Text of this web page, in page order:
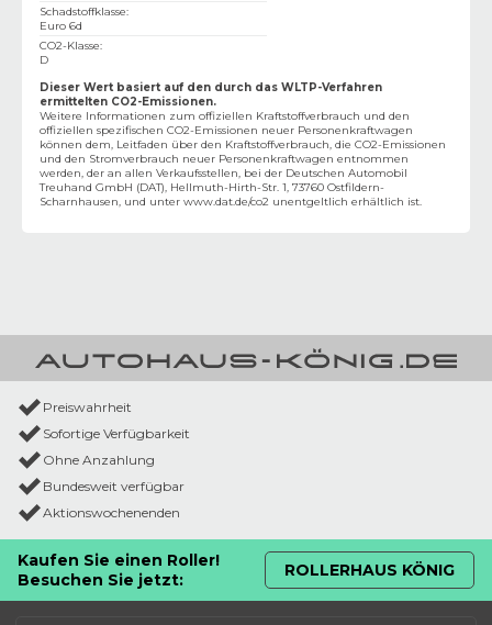
Schadstoffklasse:
Euro 6d
CO2-Klasse:
D
Dieser Wert basiert auf den durch das WLTP-Verfahren
ermittelten CO2-Emissionen.
Weitere Informationen zum offiziellen Kraftstoffverbrauch und den
offiziellen spezifischen CO2-Emissionen neuer Personenkraftwagen
können dem‚ Leitfaden über den Kraftstoffverbrauch, die CO2-Emissionen
und den Stromverbrauch neuer Personenkraftwagen entnommen
werden, der an allen Verkaufsstellen, bei der Deutschen Automobil
Treuhand GmbH (DAT), Hellmuth-Hirth-Str. 1, 73760 Ostfildern-
Scharnhausen, und unter www.dat.de/co2 unentgeltlich erhältlich ist.
Preiswahrheit
Sofortige Verfügbarkeit
Ohne Anzahlung
Bundesweit verfügbar
Aktionswochenenden
Kaufen Sie einen Roller!
Besuchen Sie jetzt:
ROLLERHAUS KÖNIG